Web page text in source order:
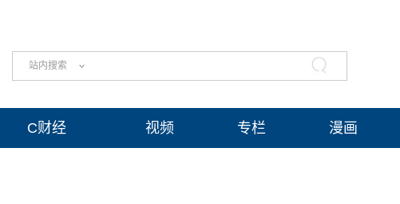
站内搜索
C财经 视频 专栏 漫画